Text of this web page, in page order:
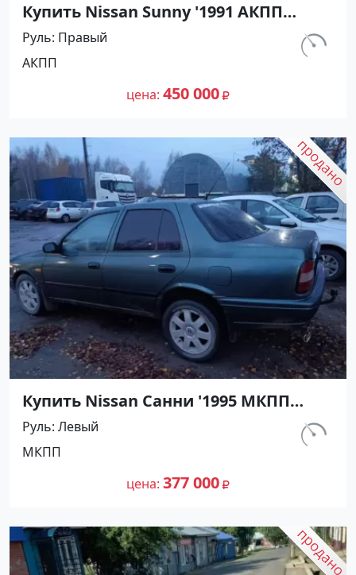
Купить Nissan Sunny '1991 АКПП
(1400/75 л.с.) Бензин инжектор
Мостовской цвет Черный Седан по
цене 450000 рублей, объявление
№27489 на сайте Авторынок23
км.
Руль Правый
АКПП
цена 450 000
Купить Nissan Санни '1995 МКПП
(1400/90 л.с.) Бензин карбюратор
Новороссийск цвет Зеленый Седан
по цене 377000 рублей, объявление
№27478 на сайте Авторынок23
Руль Левый
МКПП
цена 377 000